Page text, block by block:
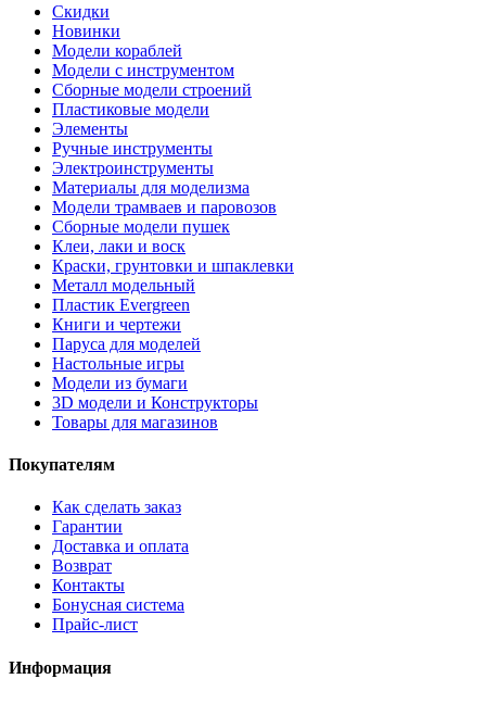
Скидки
Новинки
Модели кораблей
Модели с инструментом
Сборные модели строений
Пластиковые модели
Элементы
Ручные инструменты
Электроинструменты
Материалы для моделизма
Модели трамваев и паровозов
Сборные модели пушек
Клеи, лаки и воск
Краски, грунтовки и шпаклевки
Металл модельный
Пластик Evergreen
Книги и чертежи
Паруса для моделей
Настольные игры
Модели из бумаги
3D модели и Конструкторы
Товары для магазинов
Покупателям
Как сделать заказ
Гарантии
Доставка и оплата
Возврат
Контакты
Бонусная система
Прайс-лист
Информация